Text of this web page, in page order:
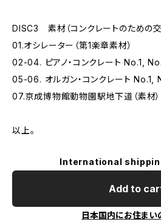
DISC3 素材（コンクレートのための交
01.オシレーター（第1楽章素材）
02-04. ピアノ・コンクレート No.1,
05-06. オルガン・コンクレート No.1,
07.京成博物館動物園駅地下道（素材）
以上。
International
Add to
日本国内にお住まい